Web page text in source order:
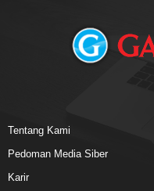
Tentang Kami
Pedoman Media Siber
Karir